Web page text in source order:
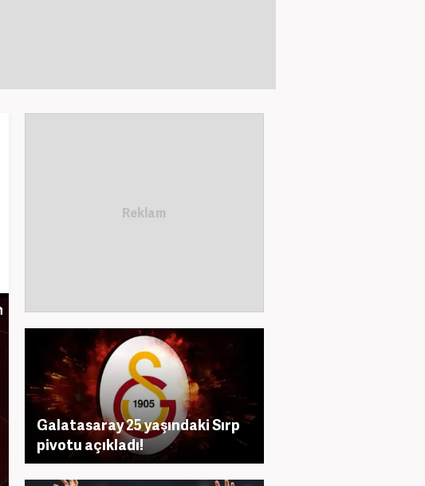
Galatasaray 25 yaşındaki Sırp
pivotu açıkladı!